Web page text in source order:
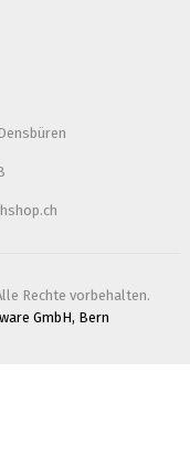
Rechte vorbehalten.
GmbH, Bern